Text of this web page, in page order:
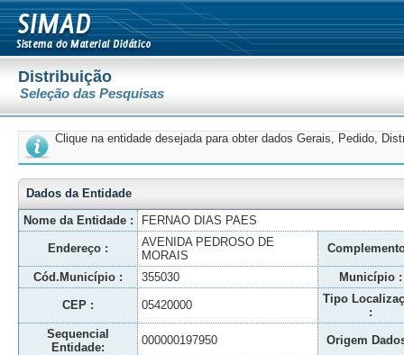
Distribuição
Seleção das Pesquisas
Clique na entidade desejada para obter dados Gerais, Pedido,
Dados da Entidade
Nome da Entidade :
FERNAO DIAS PAES
Endereço :
AVENIDA PEDROSO DE
MORAIS
Cód.Município : 355030 Município :
CEP : 05420000
Tipo
:
Sequencial
Entidade:
000000197950 Origem